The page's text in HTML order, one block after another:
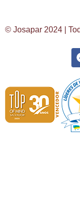
© Josapar 2024 |